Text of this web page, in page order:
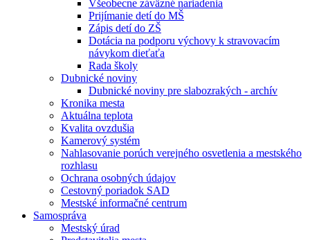
Všeobecne záväzné nariadenia
Prijímanie detí do MŠ
Zápis detí do ZŠ
Dotácia na podporu výchovy k stravovacím
návykom dieťaťa
Rada školy
Dubnické noviny
Dubnické noviny pre slabozrakých - archív
Kronika mesta
Aktuálna teplota
Kvalita ovzdušia
Kamerový systém
Nahlasovanie porúch verejného osvetlenia a mestského
rozhlasu
Ochrana osobných údajov
Cestovný poriadok SAD
Mestské informačné centrum
Samospráva
Mestský úrad